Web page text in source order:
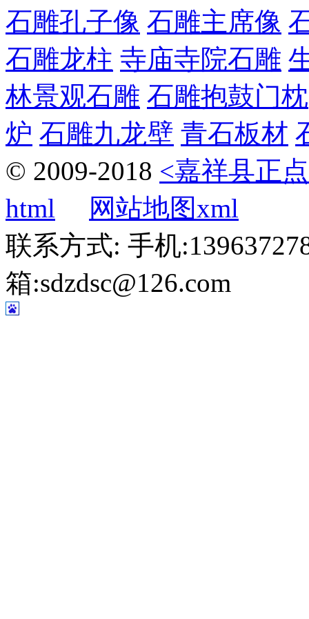
石雕孔子像 石雕主席像
石雕龙柱 寺庙寺院石雕
林景观石雕 石雕抱鼓门枕
炉 石雕九龙壁 青石板材
© 2009-2018 <嘉祥县正
html
网站地图xml
联系方式: 手机
箱:sdzdsc@126.com